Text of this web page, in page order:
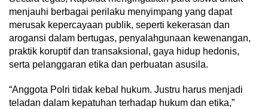
menjauhi berbagai perilaku menyimpang yang dapat
merusak kepercayaan publik, seperti kekerasan dan
arogansi dalam bertugas, penyalahgunaan kewenangan,
praktik koruptif dan transaksional, gaya hidup hedonis,
serta pelanggaran etika dan perbuatan asusila.
“Anggota Polri tidak kebal hukum. Justru harus menjadi
teladan dalam kepatuhan terhadap hukum dan etika,”